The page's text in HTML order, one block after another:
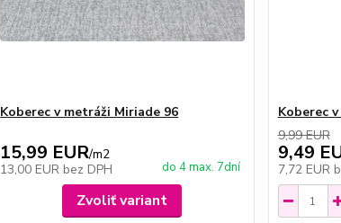
Koberec v metráži Miriade 96
15,99 EUR/m2
13,00 EUR bez DPH do 4 max. 7dní
Zvoliť variant
Koberec
9,99 EUR
9,49
7,72 EUR